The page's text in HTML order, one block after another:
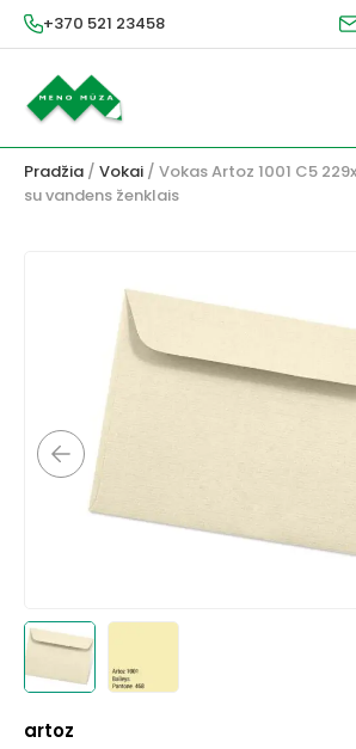
+370 521 23458
Pradžia / Vokai / Vokas Artoz 1001 C5
su vandens ženklais
artoz